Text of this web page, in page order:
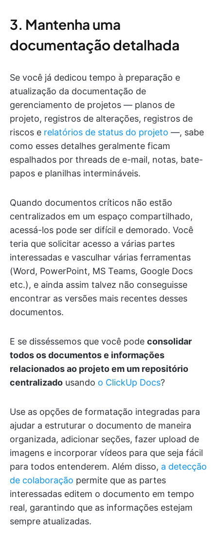
3. Mantenha uma
documentação detalhada
Se você já dedicou tempo à preparação e
atualização da documentação de
gerenciamento de projetos — planos de
projeto, registros de alterações, registros de
riscos e relatórios de status do projeto —, sabe
como esses detalhes geralmente ficam
espalhados por threads de e-mail, notas, bate-
papos e planilhas intermináveis.
Quando documentos críticos não estão
centralizados em um espaço compartilhado,
acessá-los pode ser difícil e demorado. Você
teria que solicitar acesso a várias partes
interessadas e vasculhar várias ferramentas
(Word, PowerPoint, MS Teams, Google Docs
etc.), e ainda assim talvez não conseguisse
encontrar as versões mais recentes desses
documentos.
E se disséssemos que você pode consolidar
todos os documentos e informações
relacionados ao projeto em um repositório
centralizado usando o ClickUp Docs?
Use as opções de formatação integradas para
ajudar a estruturar o documento de maneira
organizada, adicionar seções, fazer upload de
imagens e incorporar vídeos para que seja fácil
para todos entenderem. Além disso, a detecção
de colaboração permite que as partes
interessadas editem o documento em tempo
real, garantindo que as informações estejam
sempre atualizadas.